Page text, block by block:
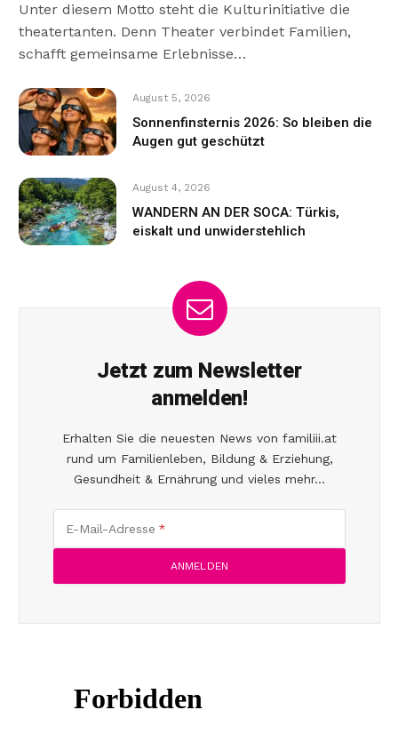
Unter diesem Motto steht die Kulturinitiative die
theatertanten. Denn Theater verbindet Familien,
schafft gemeinsame Erlebnisse…
August 5, 2026
Sonnenfinsternis 2026: So bleiben die
Augen gut geschützt
August 4, 2026
WANDERN AN DER SOCA: Türkis,
eiskalt und unwiderstehlich
Jetzt zum Newsletter
anmelden!
Erhalten Sie die neuesten News von familiii.at
rund um Familienleben, Bildung & Erziehung,
Gesundheit & Ernährung und vieles mehr...
E-Mail-Adresse